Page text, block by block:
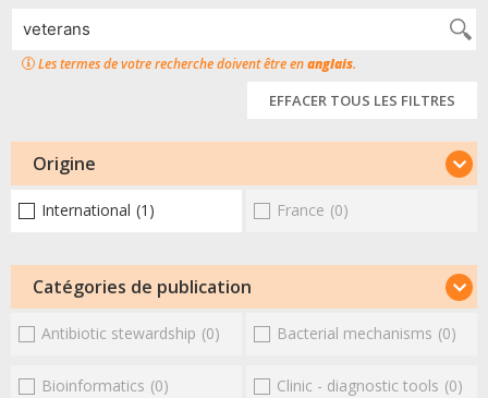
Les termes de votre recherche doivent être enanglais.
EFFACER TOUS LES FILTRES
Origine
International (1) France (0)
Catégories de publication
Antibiotic stewardship (0) Bacterial mechanisms (0)
Bioinformatics (0) Clinic - diagnostic tools (0)